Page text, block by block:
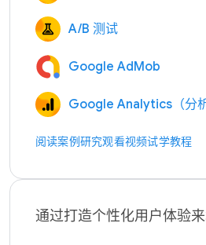
A/B 测试
Google AdMob
Google Analytics（分析
阅读案例研究观看视频试学教程
通过打造个性化用户体验